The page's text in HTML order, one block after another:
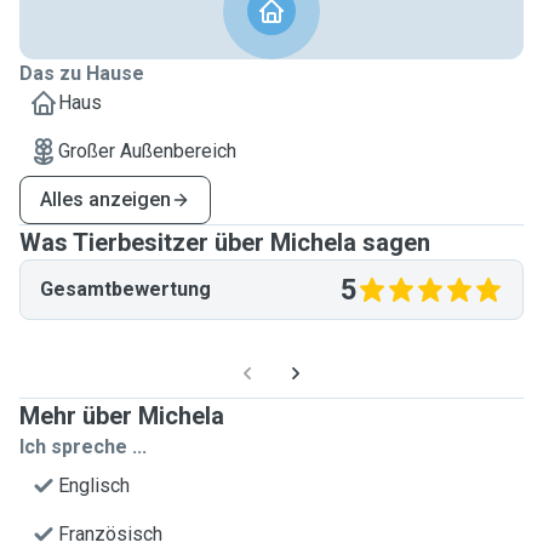
Das zu Hause
Haus
Großer Außenbereich
Alles anzeigen
Was Tierbesitzer über Michela sagen
Gesamtbewertung 5
Mehr über Michela
Ich spreche ...
Englisch
Französisch